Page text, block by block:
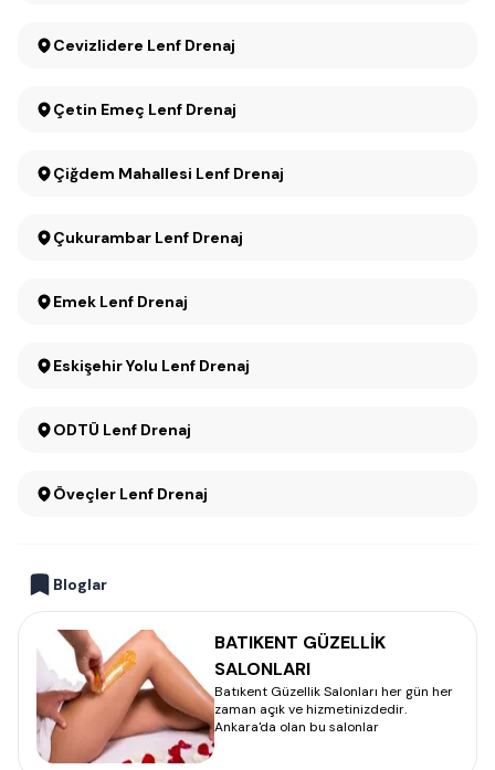
Cevizlidere Lenf Drenaj
Çetin Emeç Lenf Drenaj
Çiğdem Mahallesi Lenf Drenaj
Çukurambar Lenf Drenaj
Emek Lenf Drenaj
Eskişehir Yolu Lenf Drenaj
ODTÜ Lenf Drenaj
Öveçler Lenf Drenaj
Bloglar
BATIKENT GÜZELLİK
SALONLARI
Batıkent Güzellik Salonları her gün her
zaman açık ve hizmetinizdedir.
Ankara'da olan bu salonlar